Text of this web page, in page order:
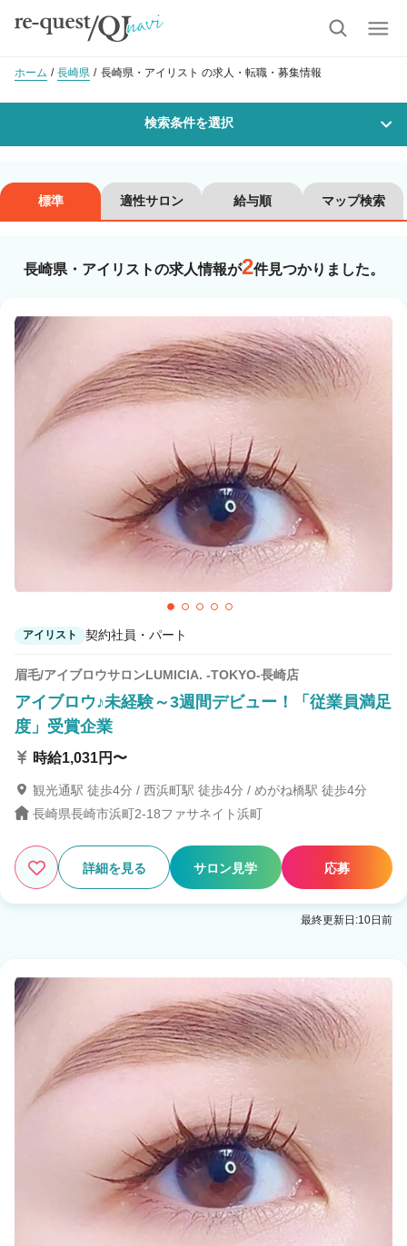
ホーム 長崎県 長崎県・アイリスト の求人・転職・募集情報
検索条件を選択
沿線・駅を選択 市区町村を選択
職種・技能ランク
美容師スタイリスト 美容師アシスタント
カラーリスト
アイリスト
エステティシャン
講師・インストラクター 営業・販売スタッフ・その他
正社員
業務委託・フリーランス 紹介・派遣
詳細条件
検索する
標準 適性サロン 給与順 マップ検索
長崎県・アイリストの求人情報が2件見つかりました。
アイリスト 契約社員・パート
眉毛/アイブロウサロンLUMICIA. -TOKYO-長崎店
アイブロウ♪未経験～3週間デビュー！「従業員満足
度」受賞企業
時給1,031円〜
観光通駅 徒歩4分 / 西浜町駅 徒歩4分 / めがね橋駅 徒歩4分
長崎県長崎市浜町2-18ファサネイト浜町
詳細を見る サロン見学 応募
最終更新日:10日前